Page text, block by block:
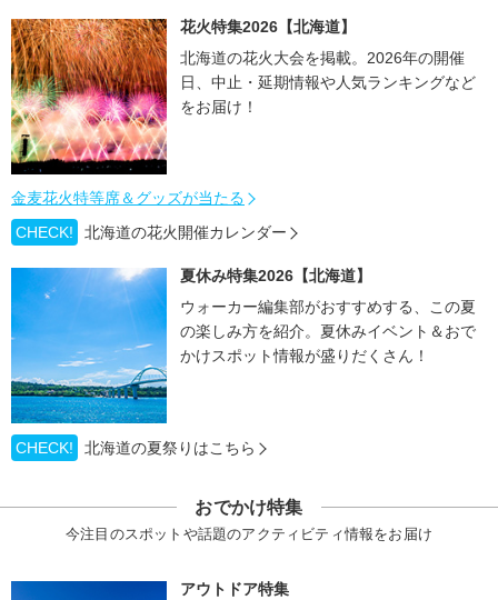
花火特集2026【北海道】
北海道の花火大会を掲載。2026年の開催
日、中止・延期情報や人気ランキングなど
をお届け！
金麦花火特等席＆グッズが当たる
CHECK!
北海道の花火開催カレンダー
夏休み特集2026【北海道】
ウォーカー編集部がおすすめする、この夏
の楽しみ方を紹介。夏休みイベント＆おで
かけスポット情報が盛りだくさん！
CHECK! 北海道の夏祭りはこちら
おでかけ特集
今注目のスポットや話題のアクティビティ情報をお届け
アウトドア特集